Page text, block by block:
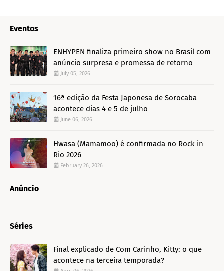
Eventos
ENHYPEN finaliza primeiro show no Brasil com
anúncio surpresa e promessa de retorno
July 05, 2026
16ª edição da Festa Japonesa de Sorocaba
acontece dias 4 e 5 de julho
June 06, 2026
Hwasa (Mamamoo) é confirmada no Rock in
Rio 2026
February 26, 2026
Anúncio
Séries
Final explicado de Com Carinho, Kitty: o que
acontece na terceira temporada?